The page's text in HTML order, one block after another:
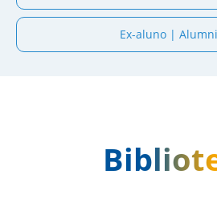
Ex-aluno | Alumni